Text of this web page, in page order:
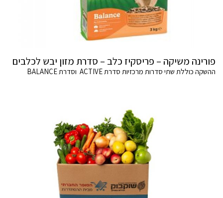
פורינה משיקה – פריסקיז כלב – סדרת מזון יבש לכלבים
ההשקה כוללת שתי סדרות מרכזיות סדרת ACTIVE וסדרת BALANCE